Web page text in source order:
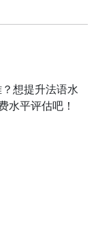
想提升法语水
水平评估吧！